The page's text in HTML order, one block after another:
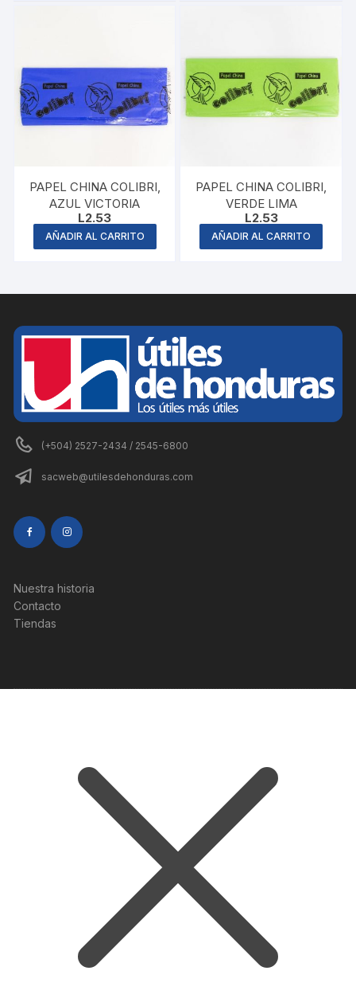
PAPEL CHINA COLIBRI,
AZUL VICTORIA
L2.53
AÑADIR AL CARRITO
PAPEL CHINA COLIBRI,
VERDE LIMA
L2.53
AÑADIR AL CARRITO
(+504) 2527-2434 / 2545-6800
sacweb@utilesdehonduras.com
Nuestra historia
Contacto
Tiendas